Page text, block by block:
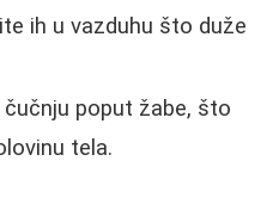
ih u vazduhu što duže
čučnju poput žabe, što
tela.